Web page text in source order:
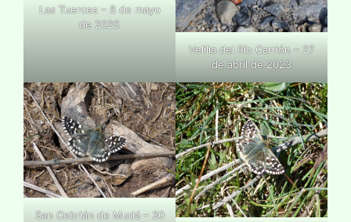
Las Tuerces – 8 de mayo
de 2025
Velilla del Río Carrión – 27
de abril de 2023
San Cebrián de Mudá – 30